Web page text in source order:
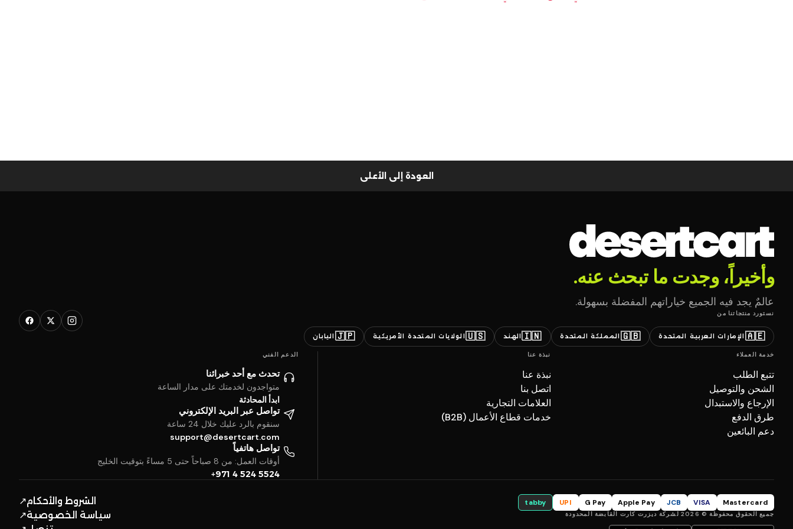
العودة إلى الأعلى
وأخيراً، وجدت ما تبحث عنه.
عالمٌ يجد فيه الجميع خياراتهم المفضلة بسهولة.
نستورد منتجاتنا من
🇦🇪 الإمارات العربية المتحدة 🇬🇧 المملكة المتحدة 🇮🇳الهند 🇺🇸الولايات المتحدة الأمريكية 🇯🇵 اليابان
خدمة العملاء
تتبع الطلب
الشحن والتوصيل
الإرجاع والاستبدال
طرق الدفع
دعم البائعين
نبذة عنا
نبذة عنا
اتصل بنا
العلامات التجارية
خدمات قطاع الأعمال (B2B)
الدعم الفني
تحدث مع أحد خبرائنا
متواجدون لخدمتك على مدار الساعة
ابدأ المحادثة
تواصل عبر البريد الإلكتروني
سنقوم بالرد عليك خلال 24 ساعة
support@desertcart.com
تواصل هاتفياً
أوقات العمل: من 8 صباحاً حتى 5 مساءً بتوقيت الخليج
+971 4 524 5524
Mastercard
VISA
JCB
Apple Pay
G Pay
UPI
tabby
جميع الحقوق محفوظة © 2026 لشركة ديزرت كارت القابضة المحدودة
الشروط والأحكام↗
سياسة الخصوصية↗